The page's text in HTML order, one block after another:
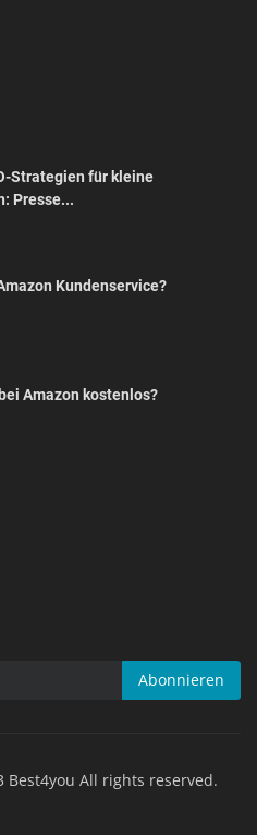
Strategien für kleine
Presse...
Kundenservice?
Amazon kostenlos?
Abonnieren
Best4you All rights reserved.